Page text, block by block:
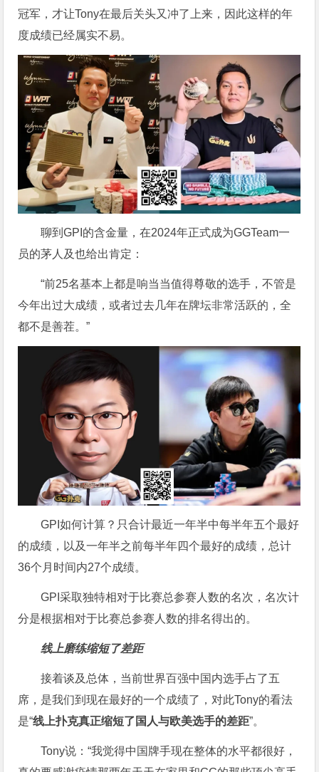
冠军，才让Tony在最后关头又冲了上来，因此这样的年
度成绩已经属实不易。
聊到GPI的含金量，在2024年正式成为GGTeam一
员的茅人及也给出肯定：
“前25名基本上都是响当当值得尊敬的选手，不管是
今年出过大成绩，或者过去几年在牌坛非常活跃的，全
都不是善茬。”
GPI如何计算？只合计最近一年半中每半年五个最好
的成绩，以及一年半之前每半年四个最好的成绩，总计
36个月时间内27个成绩。
GPI采取独特相对于比赛总参赛人数的名次，名次计
分是根据相对于比赛总参赛人数的排名得出的。
线上磨练缩短了差距
接着谈及总体，当前世界百强中国内选手占了五
席，是我们到现在最好的一个成绩了，对此Tony的看法
是“线上扑克真正缩短了国人与欧美选手的差距”。
Tony说：“我觉得中国牌手现在整体的水平都很好，